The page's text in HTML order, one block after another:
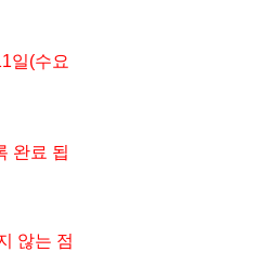
일(수요
완료 됩
않는 점